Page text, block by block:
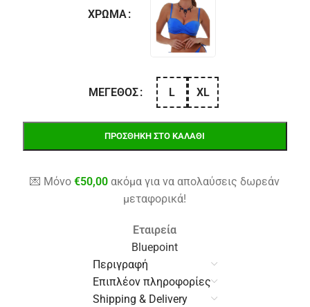
ΧΡΏΜΑ
ΜΈΓΕΘΟΣ L XL
ΠΡΟΣΘΉΚΗ ΣΤΟ ΚΑΛΆΘΙ
💌 Μόνο€50,00 ακόμα για να απολαύσεις δωρεάν
μεταφορικά!
Εταιρεία
Bluepoint
Περιγραφή
Επιπλέον πληροφορίες
Shipping & Delivery